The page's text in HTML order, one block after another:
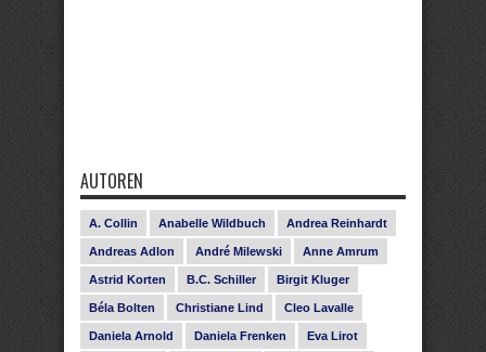
AUTOREN
A. Collin Anabelle Wildbuch Andrea Reinhardt
Andreas Adlon André Milewski Anne Amrum
Astrid Korten B.C. Schiller Birgit Kluger
Béla Bolten Christiane Lind Cleo Lavalle
Daniela Arnold Daniela Frenken Eva Lirot